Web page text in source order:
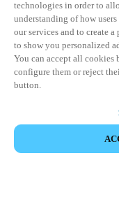
technologies in order to
understanding of how
our services and to create
to show you personalized
You can accept all
configure them or reject
button.